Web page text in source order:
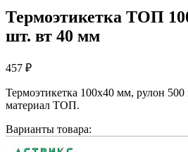
Термоэтикетка ТОП
шт. вт 40 мм
457 ₽
Термоэтикетка 100х40 мм, рулон
материал ТОП.
Варианты товара: